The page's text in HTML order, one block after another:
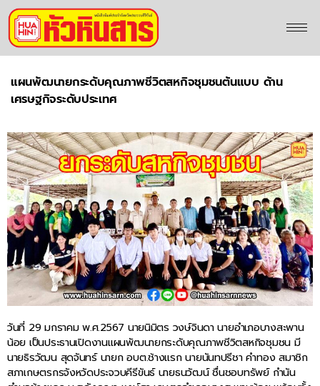
แผนพัฒนายกระดับคุณภาพชีวิตสหกิจชุมชนต้นแบบ ด้าน
เศรษฐกิจระดับประเทศ
วันที่ 29 มกราคม พ.ศ.2567 นายนิมิตร วงษ์จินดา นายอำเภอบางสะพาน
น้อย เป็นประธานเปิดงานแผนพัฒนายกระดับคุณภาพชีวิตสหกิจชุมชน มี
นายธิรวัฒน สุดจันทร์ นายก อบต.ช้างแรก นายนันทปรีชา คำทอง สมาชิก
สภาเกษตรกรจังหวัดประจวบคีรีขันธ์ นายธนวัฒน์ ชื่นชอบทรัพย์ กำนัน